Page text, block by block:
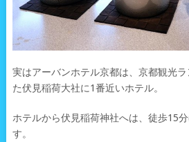
実はアーバンホテル京都は、京都観光
た伏見稲荷大社に1番近いホテル。
ホテルから伏見稲荷神社へは、徒歩15
す。